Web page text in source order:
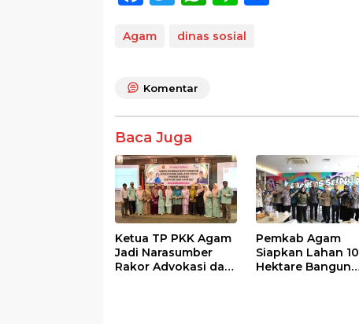
e
o
o
k
ittat
p
e
Agam dinas sosial
Komentar
Baca Juga
Ketua TP PKK Agam
Jadi Narasumber
Rakor Advokasi dan
Pemkab Agam
Siapkan Lahan 10
Hektare Bangun